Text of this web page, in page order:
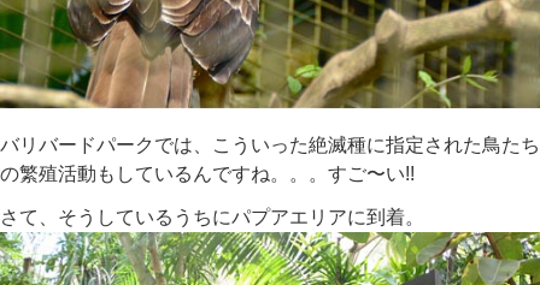
バリバードパークでは、こういった絶滅種に指定された鳥たち
の繁殖活動もしているんですね。。。すご〜い!!
さて、そうしているうちにパプアエリアに到着。